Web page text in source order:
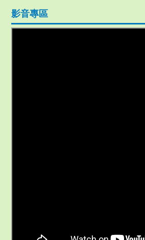
影音專區